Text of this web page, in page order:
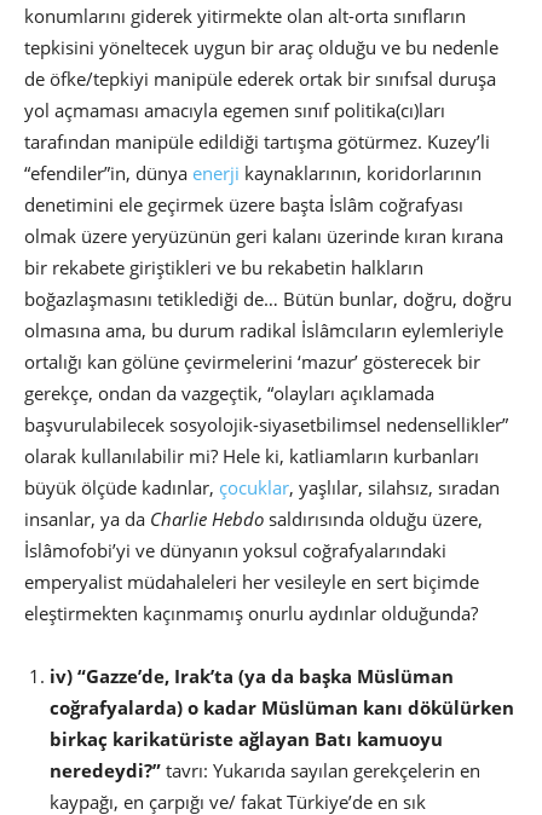
konumlarını giderek yitirmekte olan alt-orta sınıfların
tepkisini yöneltecek uygun bir araç olduğu ve bu nedenle
de öfke/tepkiyi manipüle ederek ortak bir sınıfsal duruşa
yol açmaması amacıyla egemen sınıf politika(cı)ları
tarafından manipüle edildiği tartışma götürmez. Kuzey’li
“efendiler”in, dünya enerji kaynaklarının, koridorlarının
denetimini ele geçirmek üzere başta İslâm coğrafyası
olmak üzere yeryüzünün geri kalanı üzerinde kıran kırana
bir rekabete giriştikleri ve bu rekabetin halkların
boğazlaşmasını tetiklediği de… Bütün bunlar, doğru, doğru
olmasına ama, bu durum radikal İslâmcıların eylemleriyle
ortalığı kan gölüne çevirmelerini ‘mazur’ gösterecek bir
gerekçe, ondan da vazgeçtik, “olayları açıklamada
başvurulabilecek sosyolojik-siyasetbilimsel nedensellikler”
olarak kullanılabilir mi? Hele ki, katliamların kurbanları
büyük ölçüde kadınlar, çocuklar, yaşlılar, silahsız, sıradan
insanlar, ya da Charlie Hebdo saldırısında olduğu üzere,
İslâmofobi’yi ve dünyanın yoksul coğrafyalarındaki
emperyalist müdahaleleri her vesileyle en sert biçimde
eleştirmekten kaçınmamış onurlu aydınlar olduğunda?
iv) “Gazze’de, Irak’ta (ya da başka Müslüman
coğrafyalarda) o kadar Müslüman kanı dökülürken
birkaç karikatüriste ağlayan Batı kamuoyu
neredeydi?” tavrı: Yukarıda sayılan gerekçelerin en
kaypağı, en çarpığı ve/ fakat Türkiye’de en sık